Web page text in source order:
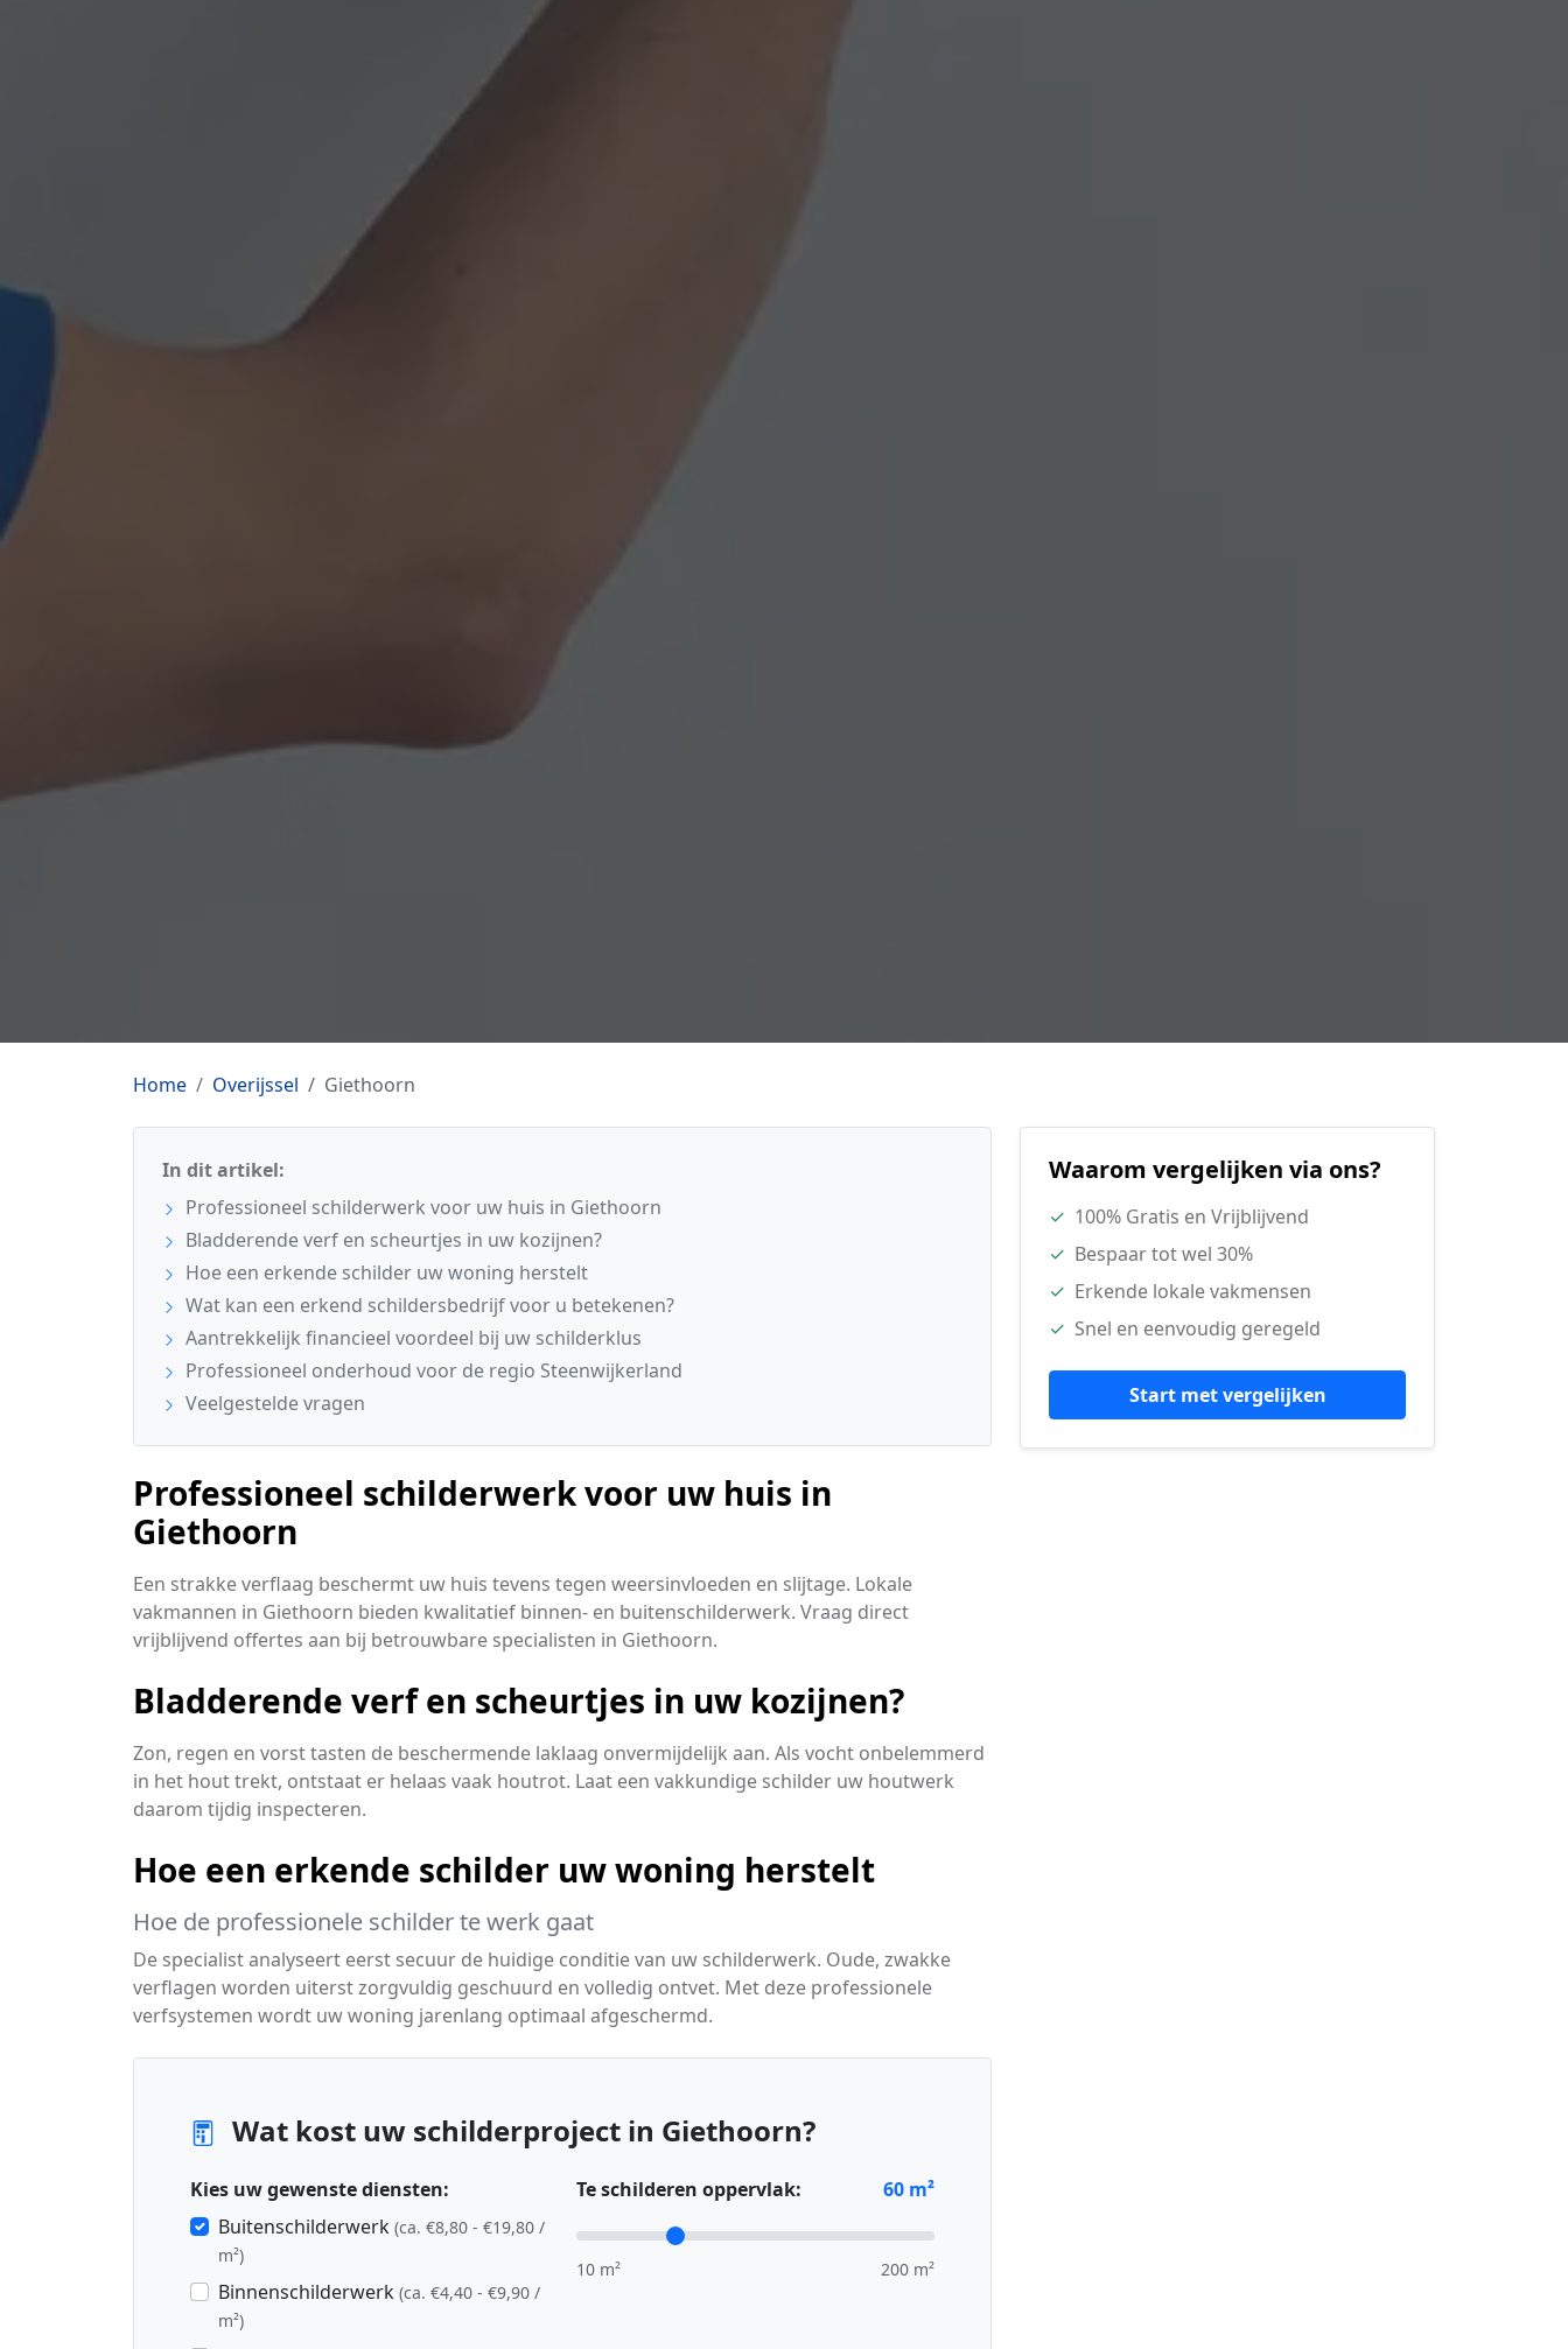
Home Overijssel Giethoorn
In dit artikel:
Professioneel schilderwerk voor uw huis in Giethoorn
Bladderende verf en scheurtjes in uw kozijnen?
Hoe een erkende schilder uw woning herstelt
Wat kan een erkend schildersbedrijf voor u betekenen?
Aantrekkelijk financieel voordeel bij uw schilderklus
Professioneel onderhoud voor de regio Steenwijkerland
Veelgestelde vragen
Professioneel schilderwerk voor uw huis in
Giethoorn
Een strakke verflaag beschermt uw huis tevens tegen weersinvloeden en slijtage. Lokale
vakmannen in Giethoorn bieden kwalitatief binnen- en buitenschilderwerk. Vraag direct
vrijblijvend offertes aan bij betrouwbare specialisten in Giethoorn.
Bladderende verf en scheurtjes in uw kozijnen?
Zon, regen en vorst tasten de beschermende laklaag onvermijdelijk aan. Als vocht onbelemmerd
in het hout trekt, ontstaat er helaas vaak houtrot. Laat een vakkundige schilder uw houtwerk
daarom tijdig inspecteren.
Hoe een erkende schilder uw woning herstelt
Hoe de professionele schilder te werk gaat
De specialist analyseert eerst secuur de huidige conditie van uw schilderwerk. Oude, zwakke
verflagen worden uiterst zorgvuldig geschuurd en volledig ontvet. Met deze professionele
verfsystemen wordt uw woning jarenlang optimaal afgeschermd.
Wat kost uw schilderproject in Giethoorn?
Kies uw gewenste diensten:
Buitenschilderwerk (ca. €8,80 - €19,80 /
m²)
Binnenschilderwerk (ca. €4,40 - €9,90 /
m²)
Te schilderen oppervlak: 60 m²
10 m² 200 m²
Waarom vergelijken via ons?
✓ 100% Gratis en Vrijblijvend
✓ Bespaar tot wel 30%
✓ Erkende lokale vakmensen
✓ Snel en eenvoudig geregeld
Start met vergelijken